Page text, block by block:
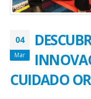
04
Mar
CUIDADO